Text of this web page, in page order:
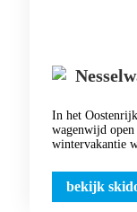
In het
wagenwijd
wintervakantie
bekijk